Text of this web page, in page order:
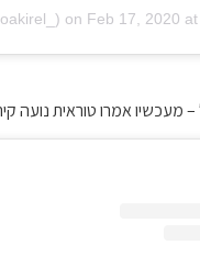
on Feb 17, 2020
מעכשיו אמרו טוראית נועה